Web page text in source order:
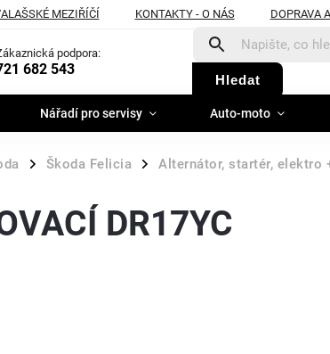
MEZIŘÍČÍ KONTAKTY - O NÁS DOPRAVA
podpora:
682 543
Hledat
Nářadí pro servisy Auto-moto
/ Škoda Felicia / Alternátor, startér, elektro
DR17YC